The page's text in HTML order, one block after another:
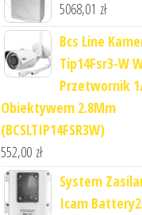
5068,01 zł
Bcs Line
Tip14Fsr3-W
Przetwornik
Obiektywem 2.8Mm
(BCSLTIP14FSR3W)
552,00 zł
System
Icam